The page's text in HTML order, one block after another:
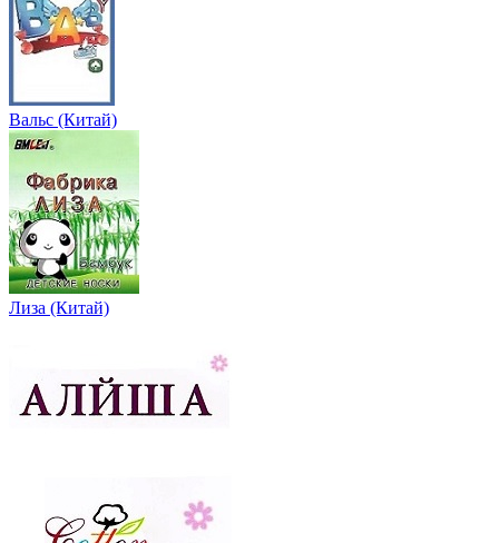
Вальс (Китай)
Лиза (Китай)